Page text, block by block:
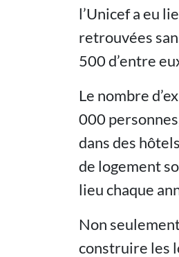
l’Unicef a eu
retrouvées
500 d’entre
Le nombre
000
dans des
de logement
lieu chaque
Non
construire les